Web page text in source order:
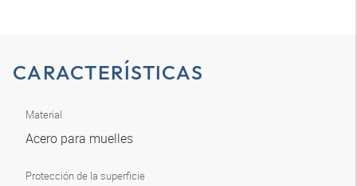
CARACTERÍSTICAS
Material
Acero para muelles
Protección de la superficie